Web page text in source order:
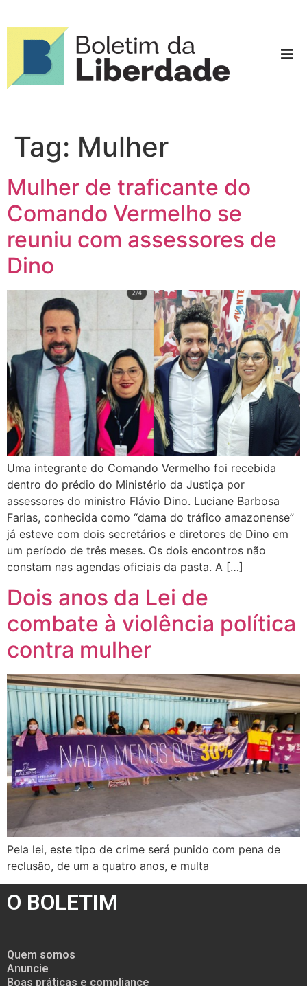
Tag: Mulher
Mulher de traficante do
Comando Vermelho se
reuniu com assessores de
Dino
Uma integrante do Comando Vermelho foi recebida
dentro do prédio do Ministério da Justiça por
assessores do ministro Flávio Dino. Luciane Barbosa
Farias, conhecida como “dama do tráfico amazonense”
já esteve com dois secretários e diretores de Dino em
um período de três meses. Os dois encontros não
constam nas agendas oficiais da pasta. A […]
Dois anos da Lei de
combate à violência política
contra mulher
Pela lei, este tipo de crime será punido com pena de
reclusão, de um a quatro anos, e multa
O BOLETIM
Quem somos
Anuncie
Boas práticas e compliance